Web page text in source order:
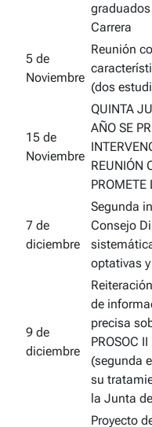
Carrera
5 de
Noviembre
Reunión
(dos
15 de
Noviembre
QUINTA
AÑO SE
REUNIÓN
7 de
diciembre
Segunda
Consejo
optativas
9 de
diciembre
de
precisa
PROSOC II
(segunda
su
la Junta
Proyecto